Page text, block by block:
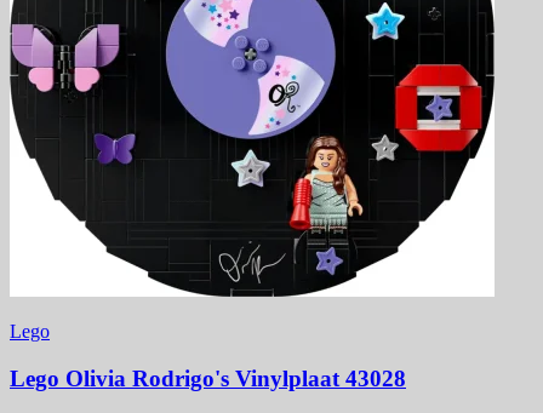
Lego
Lego Olivia Rodrigo's Vinylplaat 43028